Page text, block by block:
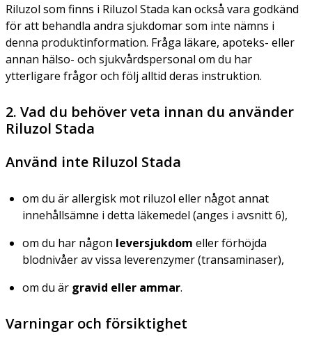
Riluzol som finns i Riluzol Stada kan också vara godkänd
för att behandla andra sjukdomar som inte nämns i
denna produktinformation. Fråga läkare, apoteks- eller
annan hälso- och sjukvårdspersonal om du har
ytterligare frågor och följ alltid deras instruktion.
2. Vad du behöver veta innan du använder
Riluzol Stada
Använd inte Riluzol Stada
om du är allergisk mot riluzol eller något annat
innehållsämne i detta läkemedel (anges i avsnitt 6),
om du har någon leversjukdom eller förhöjda
blodnivåer av vissa leverenzymer (transaminaser),
om du är gravid eller ammar.
Varningar och försiktighet